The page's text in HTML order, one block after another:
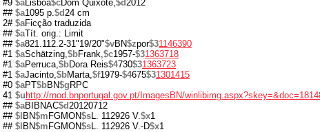
#9 $aLisboa$cDom Quixote,$d2012
## $a1095 p.$d24 cm
2# $aFicção traduzida
## $aTít. orig.: Limit
## $a821.112.2-31"19/20"$vBN$zpor$31146390
#1 $aSchätzing,$bFrank,$c1957-$31363718
#1 $aPerruca,$bDora Reis$4730$31363723
#1 $aJacinto,$bMarta,$f1979-$4675$31301415
#0 $aPT$bBN$g RPC
41 $u http://rnod.bnportugal.gov.pt/ImagesBN/
## $aBIBNAC$d20120712
## $l BN$m FGMON$sL. 112926 V.$x1
## $l BN$m FGMON$sL. 112926 V.-D$x1